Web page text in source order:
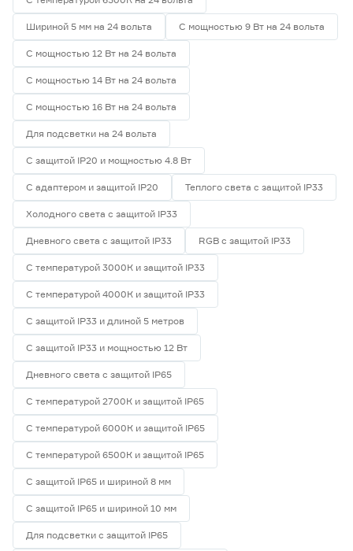
Шириной 5 мм на 24 вольта С мощностью 9 Вт на 24 вольта
С мощностью 12 Вт на 24 вольта
С мощностью 14 Вт на 24 вольта
С мощностью 16 Вт на 24 вольта
Для подсветки на 24 вольта
С защитой IP20 и мощностью 4.8 Вт
С адаптером и защитой IP20 Теплого света с защитой IP33
Холодного света с защитой IP33
Дневного света с защитой IP33 RGB с защитой IP33
С температурой 3000К и защитой IP33
С температурой 4000К и защитой IP33
С защитой IP33 и длиной 5 метров
С защитой IP33 и мощностью 12 Вт
Дневного света с защитой IP65
С температурой 2700К и защитой IP65
С температурой 6000К и защитой IP65
С температурой 6500К и защитой IP65
С защитой IP65 и шириной 8 мм
С защитой IP65 и шириной 10 мм
Для подсветки с защитой IP65